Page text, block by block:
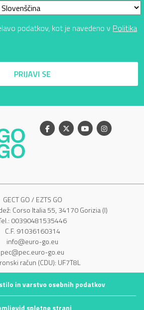
podatkov, kot je navedeno v Politika
PRIJAVI SE
Facebook
X YoutubeInstagram
GECT GO / EZTS GO
Corso Italia 55, 34170 Gorizia (I)
00390481535446
C.F. 91036160314
info@euro-go.eu
pec@pec.euro-go.eu
račun (CDU): UF7T8L
in varstvo osebnih podatkov